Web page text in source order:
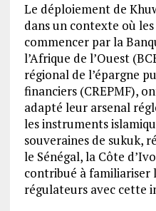
Le déploiement de
dans un contexte où
commencer par la
l’Afrique de l’Ouest
régional de l’épargne
financiers (CREPMF),
adapté leur arsenal
les instruments
souveraines de sukuk,
le Sénégal, la Côte
contribué à familiariser
régulateurs avec cette